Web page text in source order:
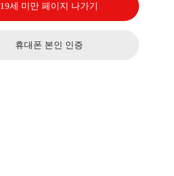
19세 미만 페이지 나가기
휴대폰 본인 인증